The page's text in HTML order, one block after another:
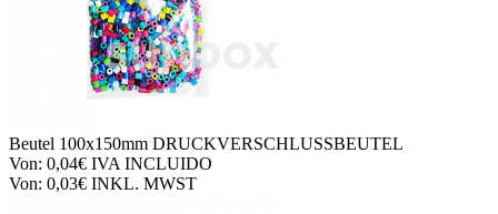
Beutel 100x150mm DRUCKVERSCHLUSSBEUTEL
Von: 0,04€ IVA INCLUIDO
Von: 0,03€ INKL. MWST